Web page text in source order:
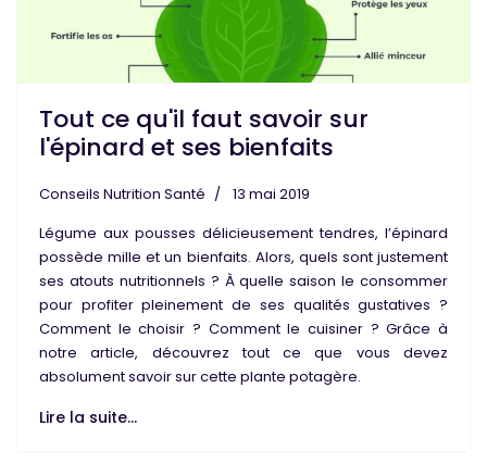
Tout ce qu'il faut savoir sur
l'épinard et ses bienfaits
Conseils Nutrition Santé
13 mai 2019
Légume aux pousses délicieusement tendres, l’épinard
possède mille et un bienfaits. Alors, quels sont justement
ses atouts nutritionnels ? À quelle saison le consommer
pour profiter pleinement de ses qualités gustatives ?
Comment le choisir ? Comment le cuisiner ? Grâce à
notre article, découvrez tout ce que vous devez
absolument savoir sur cette plante potagère.
Lire la suite...